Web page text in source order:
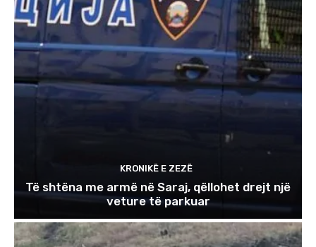
KRONIKË E ZEZË
Të shtëna me armë në Saraj, qëllohet drejt një
veture të parkuar